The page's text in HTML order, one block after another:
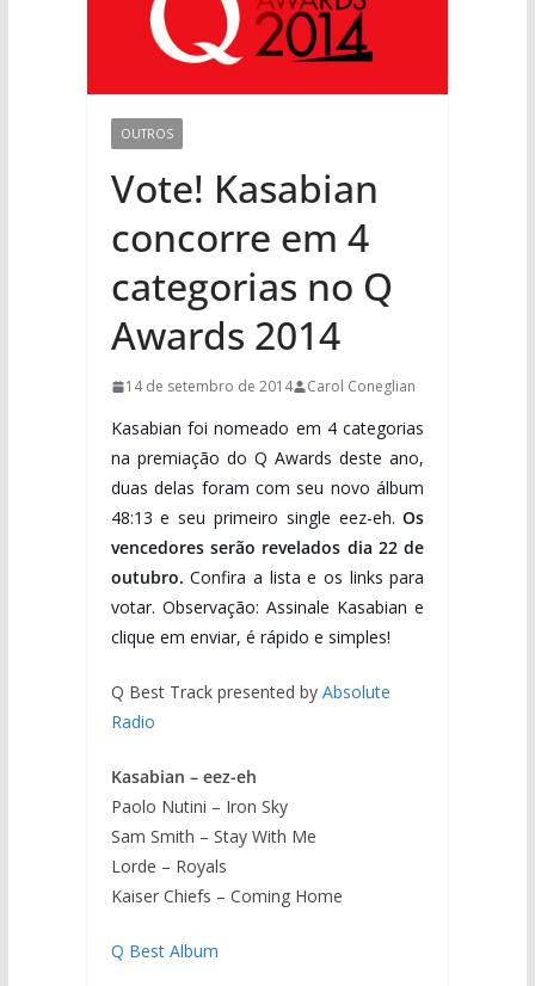
OUTROS
Vote! Kasabian
concorre em 4
categorias no Q
Awards 2014
14 de setembro de 2014 Carol Coneglian
Kasabian foi nomeado em 4 categorias
na premiação do Q Awards deste ano,
duas delas foram com seu novo álbum
48:13 e seu primeiro single eez-eh.Os
vencedores serão revelados dia 22 de
outubro. Confira a lista e os links para
votar. Observação: Assinale Kasabian e
clique em enviar, é rápido e simples!
Q Best Track presented by Absolute
Radio
Kasabian – eez-eh
Paolo Nutini – Iron Sky
Sam Smith – Stay With Me
Lorde – Royals
Kaiser Chiefs – Coming Home
Q Best Album